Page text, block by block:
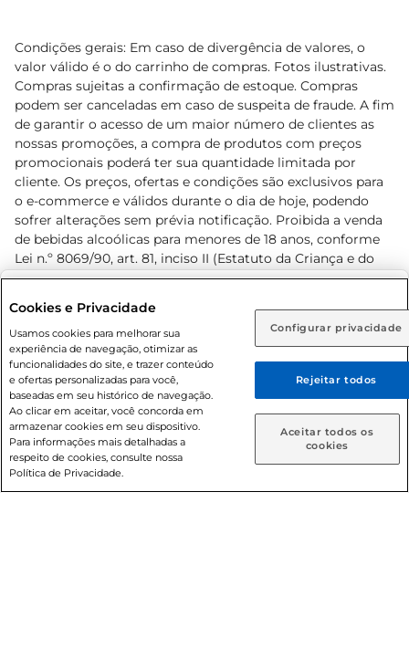
Rio de Janeiro (RJ) Goiás (GO)
Ou
Caso queira comprar online, informe como deseja receber
suas compras:
Entrega em casa Retire em Loja
Condições gerais: Em caso de divergência de valores, o
valor válido é o do carrinho de compras. Fotos ilustrativas.
Compras sujeitas a confirmação de estoque. Compras
podem ser canceladas em caso de suspeita de fraude. A fim
de garantir o acesso de um maior número de clientes as
nossas promoções, a compra de produtos com preços
promocionais poderá ter sua quantidade limitada por
cliente. Os preços, ofertas e condições são exclusivos para
o e-commerce e válidos durante o dia de hoje, podendo
sofrer alterações sem prévia notificação. Proibida a venda
de bebidas alcoólicas para menores de 18 anos, conforme
Lei n.º 8069/90, art. 81, inciso II (Estatuto da Criança e do
Adolescente). Preços e condições exclusivos para o
prévio. O valor mínimo para as compras on-line é de R$
80,00.
© 2026 Copyright. Todos os direitos
reservados Prezunic.
Cookies e Privacidade
Usamos cookies para melhorar sua
experiência de navegação, otimizar as
funcionalidades do site, e trazer conteúdo
e ofertas personalizadas para você,
baseadas em seu histórico de navegação.
Ao clicar em aceitar, você concorda em
armazenar cookies em seu dispositivo.
Para informações mais detalhadas a
respeito de cookies, consulte nossa
Política de Privacidade.
Configurar privacidade
Rejeitar todos
Aceitar todos os
cookies